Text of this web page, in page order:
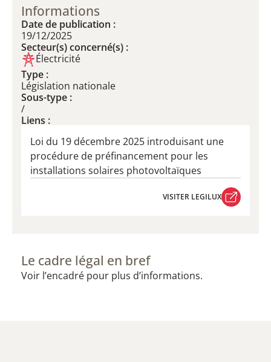
Informations
Date de publication :
19/12/2025
Secteur(s) concerné(s) :
Électricité
Type :
Législation nationale
Sous-type :
/
Liens :
Loi du 19 décembre 2025 introduisant une
procédure de préfinancement pour les
installations solaires photovoltaïques
VISITER LEGILUX
Le cadre légal en bref
Voir l’encadré pour plus d’informations.